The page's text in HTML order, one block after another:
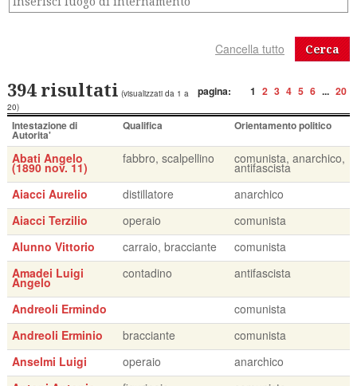
Cerca
pagina: 1 2 3 4 5 6 ... 20
394 risultati (visualizzati da 1 a
20)
Intestazione di
Autorita'
Qualifica Orientamento politico
Abati Angelo
(1890 nov. 11)
fabbro, scalpellino comunista, anarchico,
antifascista
Aiacci Aurelio
distillatore
anarchico
Aiacci Terzilio
operaio
comunista
Alunno Vittorio
carraio, bracciante
comunista
Amadei Luigi
Angelo
contadino antifascista
Andreoli Ermindo
comunista
Andreoli Erminio
bracciante
comunista
Anselmi Luigi
operaio
anarchico